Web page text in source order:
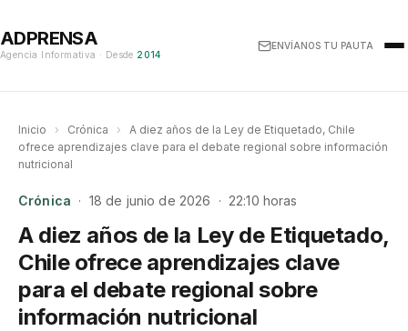
ADPRENSA
Agencia Informativa · Desde 2014
ENVÍANOS TU PAUTA
Inicio › Crónica ›
A diez años de la Ley de Etiquetado, Chile
ofrece aprendizajes clave para el debate regional sobre información
nutricional
Crónica · 18 de junio de 2026 · 22:10 horas
A diez años de la Ley de Etiquetado,
Chile ofrece aprendizajes clave
para el debate regional sobre
información nutricional